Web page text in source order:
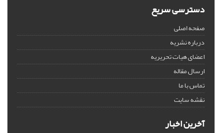
دسترسی سریع
صفحه اصلی
درباره نشریه
اعضای هیات تحریریه
ارسال مقاله
تماس با ما
نقشه سایت
آخرین اخبار